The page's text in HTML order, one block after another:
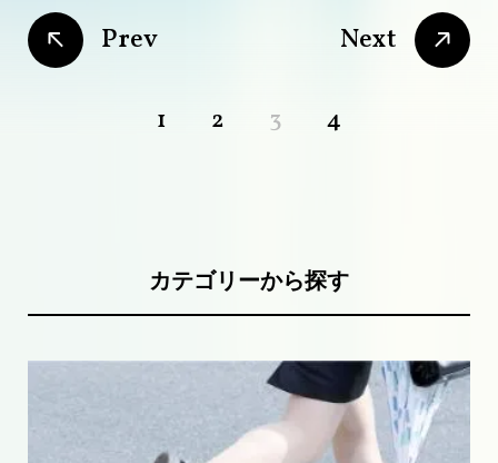
Prev
page
1 page
2 page
3 page
4
Next
次のページに移動する
カテゴリ ーから探す